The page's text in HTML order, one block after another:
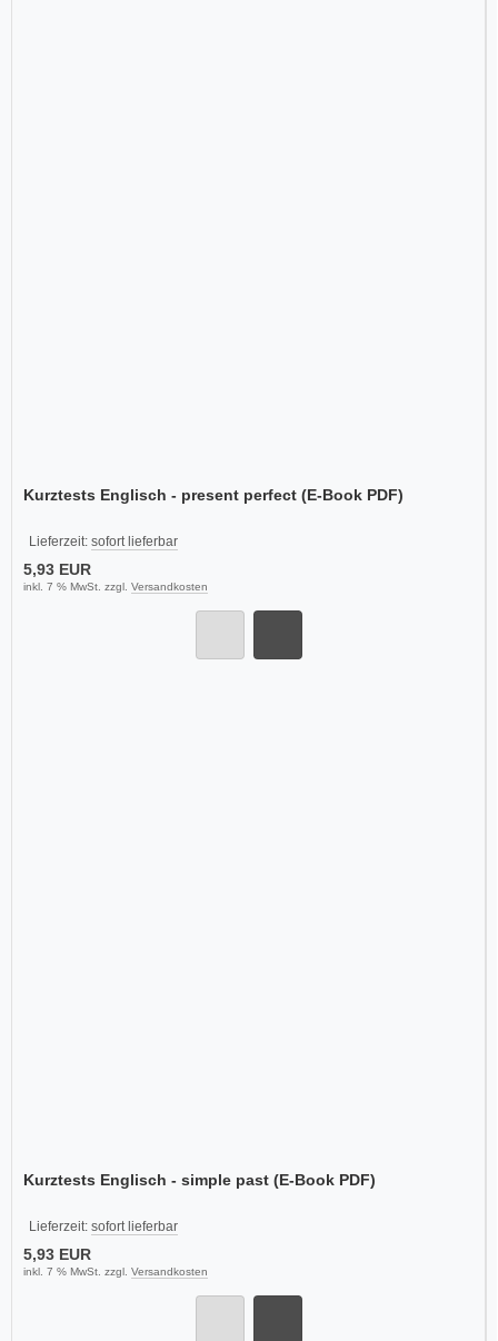
Kurztests Englisch - present perfect (E-Book PDF)
Lieferzeit: sofort lieferbar
5,93 EUR
inkl. 7 % MwSt. zzgl. Versandkosten
Kurztests Englisch - simple past (E-Book PDF)
Lieferzeit: sofort lieferbar
5,93 EUR
inkl. 7 % MwSt. zzgl. Versandkosten